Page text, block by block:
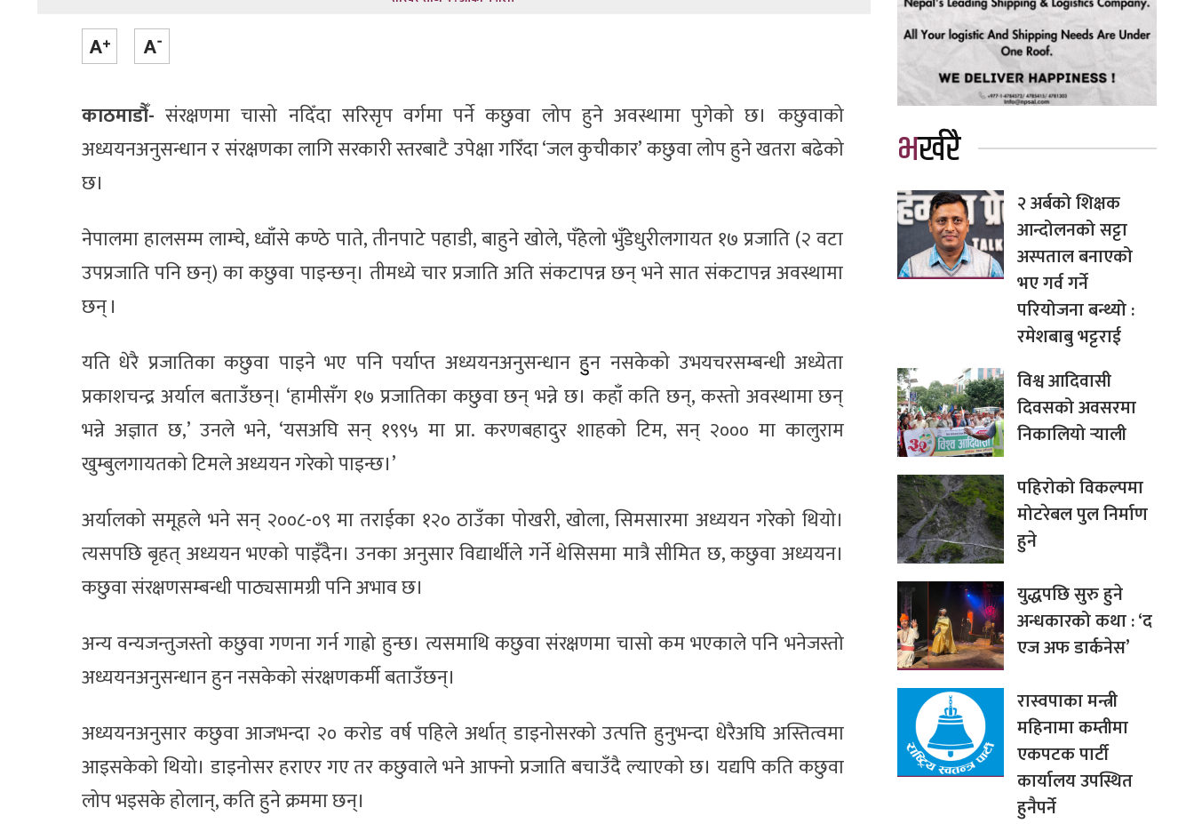
काठमाडौँ- संरक्षणमा चासो नदिँदा सरिसृप वर्गमा पर्ने कछुवा लोप हुने अवस्थामा पुगेको छ। कछुवाको
अध्ययनअनुसन्धान र संरक्षणका लागि सरकारी स्तरबाटै उपेक्षा गरिँदा ‘जल कुचीकार’ कछुवा लोप हुने खतरा बढेको
छ।
नेपालमा हालसम्म लाम्चे, ध्वाँसे कण्ठे पाते, तीनपाटे पहाडी, बाहुने खोले, पँहेलो भुँडेधुरीलगायत १७ प्रजाति (२ वटा
उपप्रजाति पनि छन्) का कछुवा पाइन्छन्। तीमध्ये चार प्रजाति अति संकटापन्न छन् भने सात संकटापन्न अवस्थामा
छन् ।
यति धेरै प्रजातिका कछुवा पाइने भए पनि पर्याप्त अध्ययनअनुसन्धान हुुन नसकेको उभयचरसम्बन्धी अध्येता
प्रकाशचन्द्र अर्याल बताउँछन्। ‘हामीसँग १७ प्रजातिका कछुवा छन् भन्ने छ। कहाँ कति छन्, कस्तो अवस्थामा छन्
भन्ने अज्ञात छ,’ उनले भने, ‘यसअघि सन् १९९५ मा प्रा. करणबहादुर शाहको टिम, सन् २००० मा कालुराम
खुम्बुलगायतको टिमले अध्ययन गरेको पाइन्छ।’
अर्यालको समूहले भने सन् २००८-०९ मा तराईका १२० ठाउँका पोखरी, खोला, सिमसारमा अध्ययन गरेको थियो।
त्यसपछि बृहत् अध्ययन भएको पाइँदैन। उनका अनुसार विद्यार्थीले गर्ने थेसिसमा मात्रै सीमित छ, कछुवा अध्ययन।
कछुवा संरक्षणसम्बन्धी पाठ्यसामग्री पनि अभाव छ।
अन्य वन्यजन्तुजस्तो कछुवा गणना गर्न गाह्रो हुन्छ। त्यसमाथि कछुवा संरक्षणमा चासो कम भएकाले पनि भनेजस्तो
अध्ययनअनुसन्धान हुन नसकेको संरक्षणकर्मी बताउँछन्।
अध्ययनअनुसार कछुवा आजभन्दा २० करोड वर्ष पहिले अर्थात् डाइनोसरको उत्पत्ति हुनुभन्दा धेरैअघि अस्तित्वमा
आइसकेको थियो। डाइनोसर हराएर गए तर कछुवाले भने आफ्नो प्रजाति बचाउँदै ल्याएको छ। यद्यपि कति कछुवा
लोप भइसके होलान्, कति हुने क्रममा छन्।
भर्खरै
२ अर्बको शिक्षक
आन्दोलनको सट्टा
अस्पताल बनाएको
भए गर्व गर्ने
परियोजना बन्थ्यो :
रमेशबाबु भट्टराई
विश्व आदिवासी
दिवसको अवसरमा
निकालियो र्‍याली
पहिरोको विकल्पमा
मोटरेबल पुल निर्माण
हुने
युद्धपछि सुरु हुने
अन्धकारको कथा : ‘द
एज अफ डार्कनेस’
रास्वपाका मन्त्री
महिनामा कम्तीमा
एकपटक पार्टी
कार्यालय उपस्थित
हुनैपर्ने